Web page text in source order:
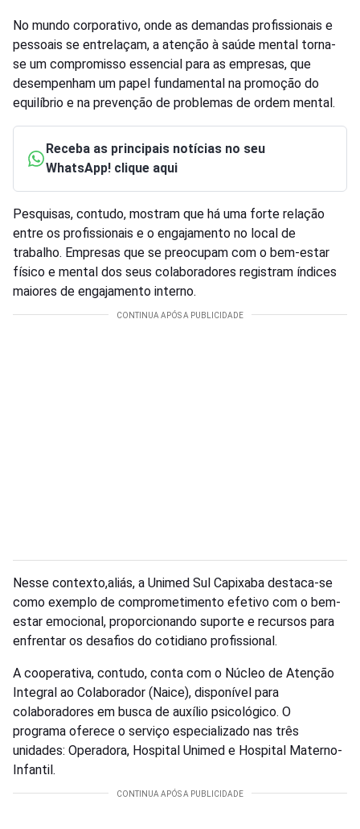
No mundo corporativo, onde as demandas profissionais e
pessoais se entrelaçam, a atenção à saúde mental torna-
se um compromisso essencial para as empresas, que
desempenham um papel fundamental na promoção do
equilíbrio e na prevenção de problemas de ordem mental.
Receba as principais notícias no seu
WhatsApp! clique aqui
Pesquisas, contudo, mostram que há uma forte relação
entre os profissionais e o engajamento no local de
trabalho. Empresas que se preocupam com o bem-estar
físico e mental dos seus colaboradores registram índices
maiores de engajamento interno.
Nesse contexto,aliás, a Unimed Sul Capixaba destaca-se
como exemplo de comprometimento efetivo com o bem-
estar emocional, proporcionando suporte e recursos para
enfrentar os desafios do cotidiano profissional.
A cooperativa, contudo, conta com o Núcleo de Atenção
Integral ao Colaborador (Naice), disponível para
colaboradores em busca de auxílio psicológico. O
programa oferece o serviço especializado nas três
unidades: Operadora, Hospital Unimed e Hospital Materno-
Infantil.